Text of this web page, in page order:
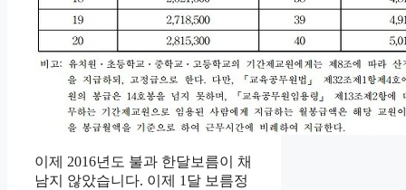
이제 2016년도 불과 한달보름이 채
남지 않았습니다. 이제 1달 보름정